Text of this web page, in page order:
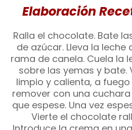
Elaboración
Ralla el chocolate. Bate
de azúcar. Lleva la leche
rama de canela. Cuela la
sobre las yemas y bate.
limpio y calienta, a
remover con una
que espese. Una vez
Vierte el chocolate